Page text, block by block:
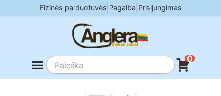
to
Fizinės parduotuvės Pagalba Prisijungimas
0